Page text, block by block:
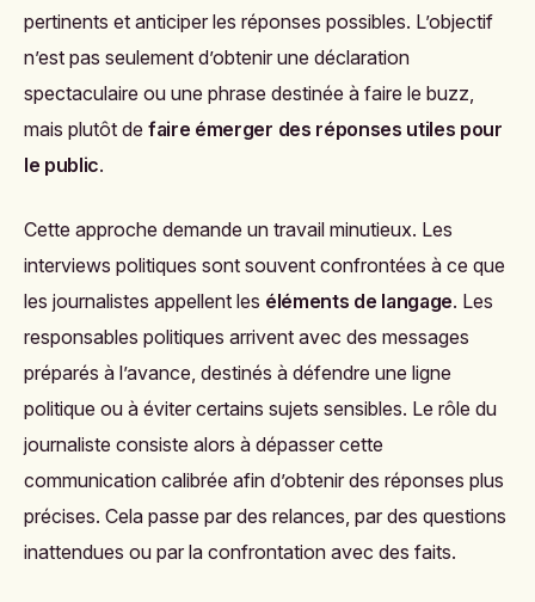
pertinents et anticiper les réponses possibles. L’objectif
n’est pas seulement d’obtenir une déclaration
spectaculaire ou une phrase destinée à faire le buzz,
mais plutôt de faire émerger des réponses utiles pour
le public.
Cette approche demande un travail minutieux. Les
interviews politiques sont souvent confrontées à ce que
les journalistes appellent les éléments de langage. Les
responsables politiques arrivent avec des messages
préparés à l’avance, destinés à défendre une ligne
politique ou à éviter certains sujets sensibles. Le rôle du
journaliste consiste alors à dépasser cette
communication calibrée afin d’obtenir des réponses plus
précises. Cela passe par des relances, par des questions
inattendues ou par la confrontation avec des faits.